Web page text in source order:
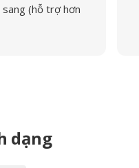
sang (hỗ trợ hơn
dạng